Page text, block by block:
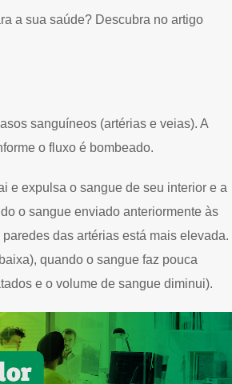
a sua saúde? Descubra no artigo
sanguíneos (artérias e veias). A
o fluxo é bombeado.
e expulsa o sangue de seu interior e a
o sangue enviado anteriormente às
das artérias está mais elevada.
quando o sangue faz pouca
e o volume de sangue diminui).